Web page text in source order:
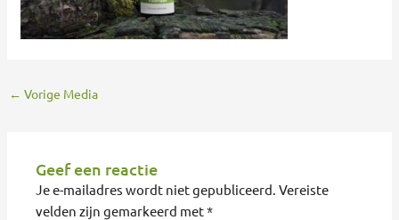
← Vorige Media
Geef een reactie
Je e-mailadres wordt niet gepubliceerd. Vereiste
velden zijn gemarkeerd met*